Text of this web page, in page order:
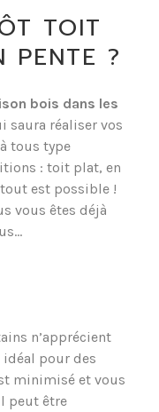
TOIT
PENTE ?
bois dans les
saura réaliser vos
tous type
: toit plat, en
est possible !
vous êtes déjà
n’apprécient
idéal pour des
minimisé et vous
peut être